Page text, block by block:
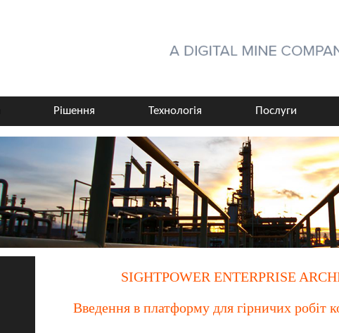
Рішення Технологія Послуги
SIGHTPOWER ENTERPRISE
Введення в платформу для гірничих робіт